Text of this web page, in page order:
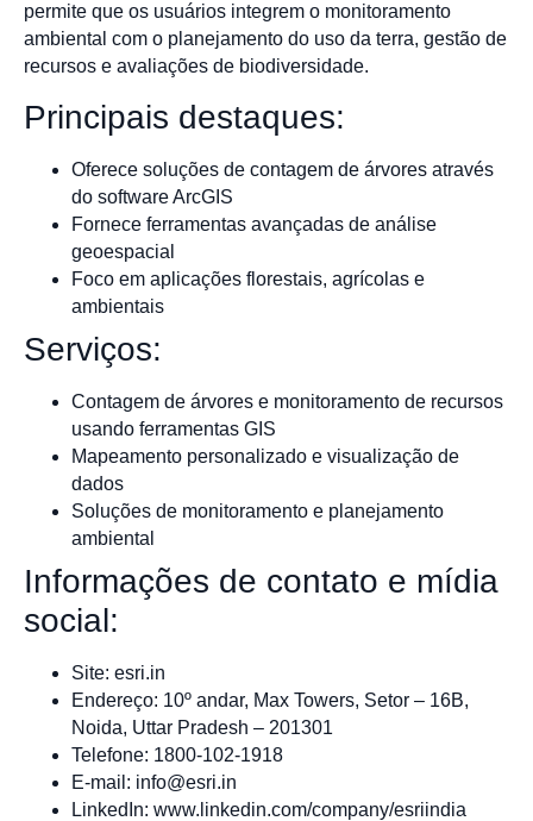
permite que os usuários integrem o monitoramento
ambiental com o planejamento do uso da terra, gestão de
recursos e avaliações de biodiversidade.
Principais destaques:
Oferece soluções de contagem de árvores através
do software ArcGIS
Fornece ferramentas avançadas de análise
geoespacial
Foco em aplicações florestais, agrícolas e
ambientais
Serviços:
Contagem de árvores e monitoramento de recursos
usando ferramentas GIS
Mapeamento personalizado e visualização de
dados
Soluções de monitoramento e planejamento
ambiental
Informações de contato e mídia
social:
Site: esri.in
Endereço: 10º andar, Max Towers, Setor – 16B,
Noida, Uttar Pradesh – 201301
Telefone: 1800-102-1918
E-mail: info@esri.in
LinkedIn: www.linkedin.com/company/esriindia